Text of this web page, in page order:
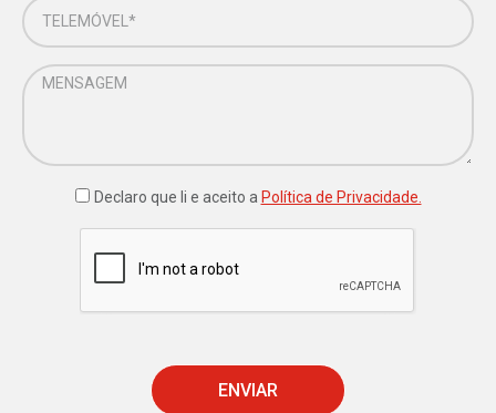
Declaro que li e aceito a Política de Privacidade.
ENVIAR